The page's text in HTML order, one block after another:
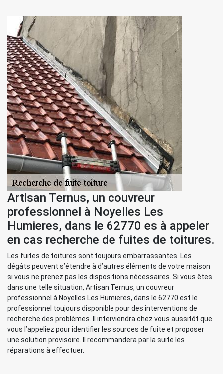
Artisan Ternus, un couvreur
professionnel à Noyelles Les
Humieres, dans le 62770 es à appeler
en cas recherche de fuites de toitures.
Les fuites de toitures sont toujours embarrassantes. Les
dégâts peuvent s’étendre à d’autres éléments de votre maison
si vous ne prenez pas les dispositions nécessaires. Si vous êtes
dans une telle situation, Artisan Ternus, un couvreur
professionnel à Noyelles Les Humieres, dans le 62770 est le
professionnel toujours disponible pour des interventions de
recherche des problèmes. Il interviendra chez vous aussitôt que
vous l’appeliez pour identifier les sources de fuite et proposer
une solution provisoire. Il recommandera par la suite les
réparations à effectuer.